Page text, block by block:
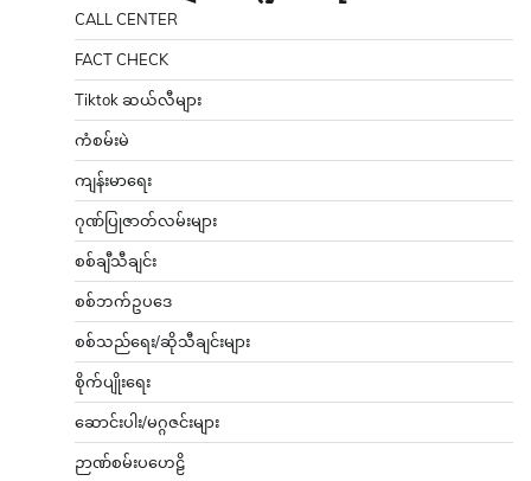
CALL CENTER
FACT CHECK
Tiktok ဆယ်လီများ
ကံစမ်းမဲ
ကျန်းမာရေး
ဂုဏ်ပြုဇာတ်လမ်းများ
စစ်ချီသီချင်း
စစ်ဘက်ဥပဒေ
စစ်သည်ရေး/ဆိုသီချင်းများ
စိုက်ပျိုးရေး
ဆောင်းပါး/မဂ္ဂဇင်းများ
ဉာဏ်စမ်းပဟေဠိ